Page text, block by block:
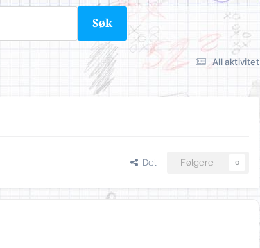
Søk
All aktivitet
Del Følgere 0